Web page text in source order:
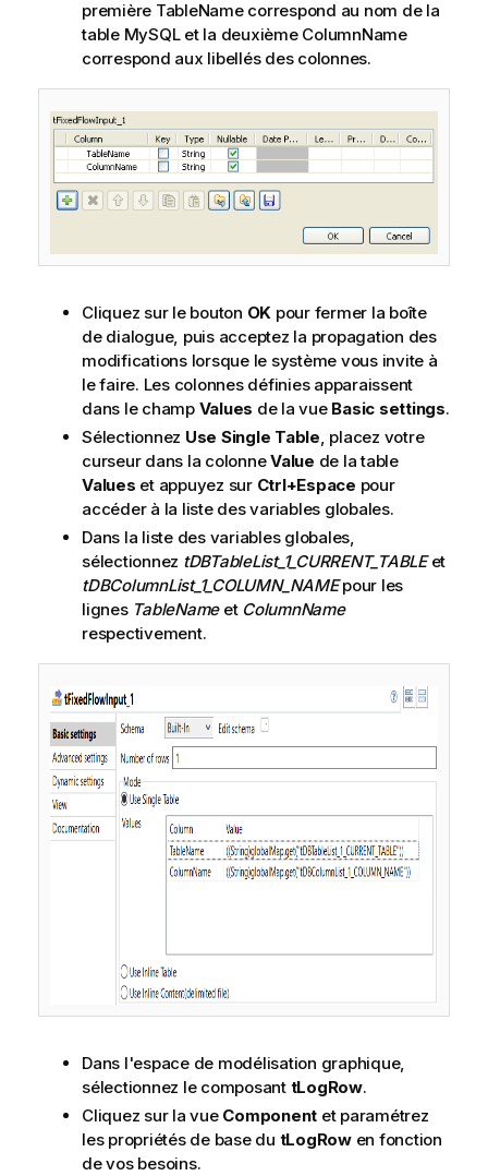
première TableName correspond au nom de la
table MySQL et la deuxième ColumnName
correspond aux libellés des colonnes.
Cliquez sur le bouton OK pour fermer la boîte
de dialogue, puis acceptez la propagation des
modifications lorsque le système vous invite à
le faire. Les colonnes définies apparaissent
dans le champ Values de la vue Basic settings.
Sélectionnez Use Single Table, placez votre
curseur dans la colonneValue de la table
Values et appuyez sur Ctrl+Espace pour
accéder à la liste des variables globales.
Dans la liste des variables globales,
sélectionnez tDBTableList_1_CURRENT_TABLEet
tDBColumnList_1_COLUMN_NAMEpour les
lignes TableNameet ColumnName
respectivement.
Dans l'espace de modélisation graphique,
sélectionnez le composant tLogRow.
Cliquez sur la vue Component et paramétrez
les propriétés de base du tLogRowen fonction
de vos besoins.